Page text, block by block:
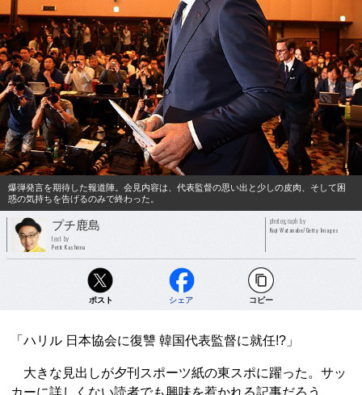
爆弾発言を期待した報道陣。会見内容は、代表監督の思い出と少しの皮肉、そして困
惑の気持ちを告げるのみで終わった。
プチ鹿島
text by
Petit Kashima
photograph by
Koji Watanabe/Getty Images
ポスト シェア コピー
「ハリル 日本協会に復讐 韓国代表監督に就任!?」
大きな見出しが夕刊スポーツ紙の東スポに躍った。サッ
カーに詳しくない読者でも興味を惹かれる記事だろう。